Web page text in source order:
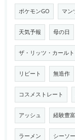
ポケモンGO マン
天気予報 母の日
ザ・リッツ・カール
リピート 無造作
コスメストレート
アッシュ 経験豊富
ラーメン シーソー